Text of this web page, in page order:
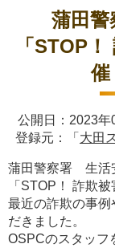
蒲田
「STOP
催
公開日：2023
登録元：「 大田
蒲田警察署 生活
「STOP！ 詐欺
最近の詐欺の事例
だきました。
OSPCのスタッ